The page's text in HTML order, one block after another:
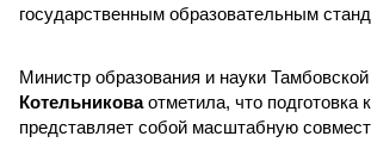
государственным образовательным
Министр образования и науки
Котельниковаотметила, что подготовка
представляет собой масштабную